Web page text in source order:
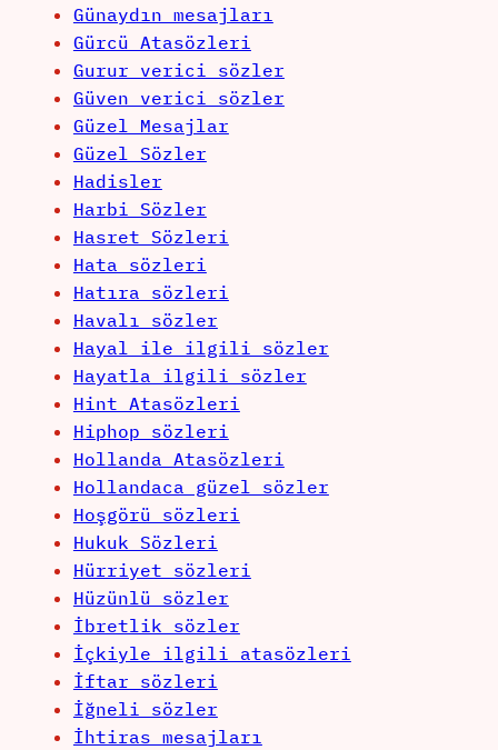
Günaydın mesajları
Gürcü Atasözleri
Gurur verici sözler
Güven verici sözler
Güzel Mesajlar
Güzel Sözler
Hadisler
Harbi Sözler
Hasret Sözleri
Hata sözleri
Hatıra sözleri
Havalı sözler
Hayal ile ilgili sözler
Hayatla ilgili sözler
Hint Atasözleri
Hiphop sözleri
Hollanda Atasözleri
Hollandaca güzel sözler
Hoşgörü sözleri
Hukuk Sözleri
Hürriyet sözleri
Hüzünlü sözler
İbretlik sözler
İçkiyle ilgili atasözleri
İftar sözleri
İğneli sözler
İhtiras mesajları